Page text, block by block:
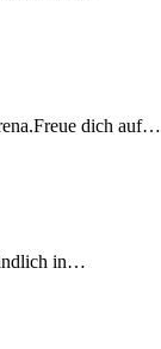
dich auf…
in…